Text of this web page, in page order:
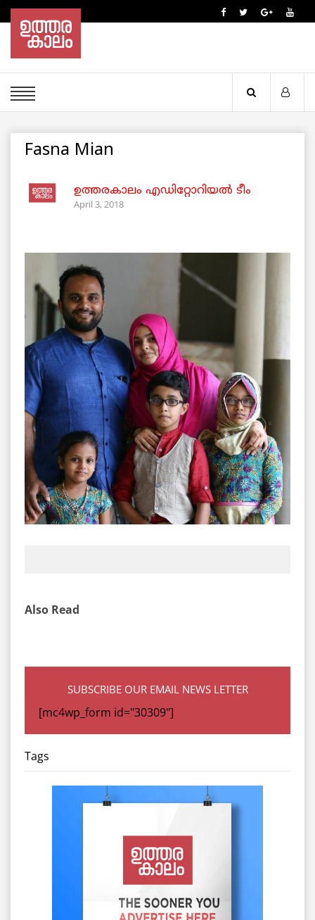
Fasna Mian
ഉത്തരകാലം എഡിറ്റോറിയല്‍ ടീം
April 3, 2018
Also Read
SUBSCRIBE OUR EMAIL NEWS LETTER
[mc4wp_form id="30309"]
Tags